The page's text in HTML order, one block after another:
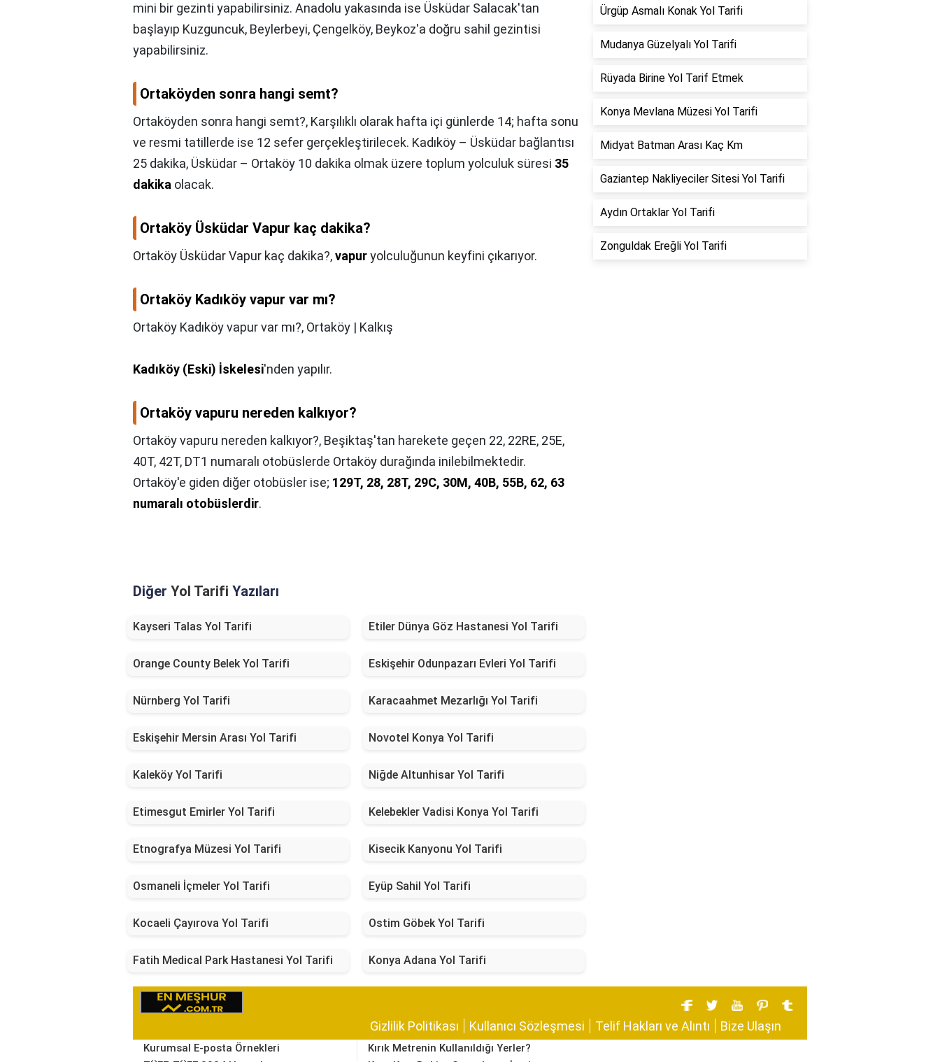
mini bir gezinti yapabilirsiniz. Anadolu yakasında ise Üsküdar Salacak'tan
başlayıp Kuzguncuk, Beylerbeyi, Çengelköy, Beykoz'a doğru sahil gezintisi
yapabilirsiniz.
Ortaköyden sonra hangi semt?
Ortaköyden sonra hangi semt?, Karşılıklı olarak hafta içi günlerde 14; hafta sonu
ve resmi tatillerde ise 12 sefer gerçekleştirilecek. Kadıköy – Üsküdar bağlantısı
25 dakika, Üsküdar – Ortaköy 10 dakika olmak üzere toplum yolculuk süresi 35
dakika olacak.
Ortaköy Üsküdar Vapur kaç dakika?
Ortaköy Üsküdar Vapur kaç dakika?,vapuryolculuğunun keyfini çıkarıyor.
Ortaköy Kadıköy vapur var mı?
Ortaköy Kadıköy vapur var mı?, Ortaköy | Kalkış
Kadıköy (Eski) İskelesi'nden yapılır.
Ortaköy vapuru nereden kalkıyor?
Ortaköy vapuru nereden kalkıyor?, Beşiktaş'tan harekete geçen 22, 22RE, 25E,
40T, 42T, DT1 numaralı otobüslerde Ortaköy durağında inilebilmektedir.
Ortaköy'e giden diğer otobüsler ise; 129T, 28, 28T, 29C, 30M, 40B, 55B, 62, 63
numaralı otobüslerdir.
Diğer Yol Tarifi Yazıları
Kayseri Talas Yol Tarifi Etiler Dünya Göz Hastanesi Yol Tarifi
Orange County Belek Yol Tarifi Eskişehir Odunpazarı Evleri Yol Tarifi
Nürnberg Yol Tarifi Karacaahmet Mezarlığı Yol Tarifi
Eskişehir Mersin Arası Yol Tarifi Novotel Konya Yol Tarifi
Kaleköy Yol Tarifi Niğde Altunhisar Yol Tarifi
Etimesgut Emirler Yol Tarifi Kelebekler Vadisi Konya Yol Tarifi
Etnografya Müzesi Yol Tarifi Kisecik Kanyonu Yol Tarifi
Osmaneli İçmeler Yol Tarifi Eyüp Sahil Yol Tarifi
Kocaeli Çayırova Yol Tarifi Ostim Göbek Yol Tarifi
Fatih Medical Park Hastanesi Yol Tarifi Konya Adana Yol Tarifi
Ürgüp Asmalı Konak Yol Tarifi
Mudanya Güzelyalı Yol Tarifi
Rüyada Birine Yol Tarif Etmek
Konya Mevlana Müzesi Yol Tarifi
Midyat Batman Arası Kaç Km
Gaziantep Nakliyeciler Sitesi Yol Tarifi
Aydın Ortaklar Yol Tarifi
Zonguldak Ereğli Yol Tarifi
Gizlilik Politikası Kullanıcı Sözleşmesi Telif Hakları ve Alıntı Bize Ulaşın
Kurumsal E-posta Örnekleri
Kırık Metrenin Kullanıldığı Yerler?